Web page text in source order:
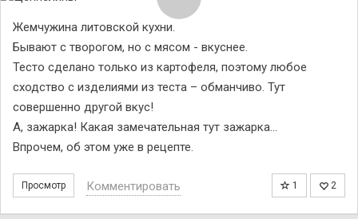
Жемчужина литовской кухни.
Бывают с творогом, но с мясом - вкуснее.
Тесто сделано только из картофеля, поэтому любое
сходство с изделиями из теста – обманчиво. Тут
совершенно другой вкус!
А, зажарка! Какая замечательная тут зажарка…
Впрочем, об этом уже в рецепте.
Просмотр 1 2
Комментировать